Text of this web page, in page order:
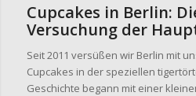
Cupcakes in Berlin:
Versuchung der
Seit 2011 versüßen wir Berlin mit
Cupcakes in der speziellen
Geschichte begann mit einer